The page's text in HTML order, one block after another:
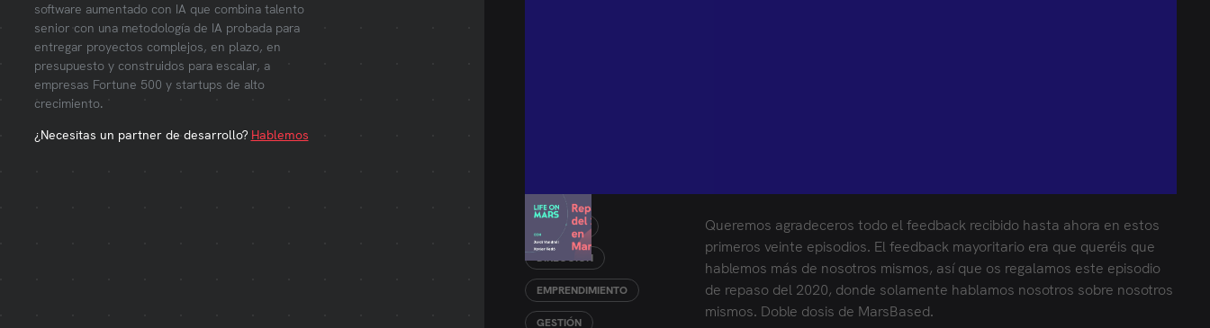
software aumentado con IA que combina talento
senior con una metodología de IA probada para
entregar proyectos complejos, en plazo, en
presupuesto y construidos para escalar, a
empresas Fortune 500 y startups de alto
crecimiento.
¿Necesitas un partner de desarrollo? Hablemos
Queremos agradeceros todo el feedback recibido hasta ahora en estos
primeros veinte episodios. El feedback mayoritario era que queréis que
hablemos más de nosotros mismos, así que os regalamos este episodio
de repaso del 2020, donde solamente hablamos nosotros sobre nosotros
mismos. Doble dosis de MarsBased.
COVID-19
DIRECCIÓN
EMPRENDIMIENTO
GESTIÓN